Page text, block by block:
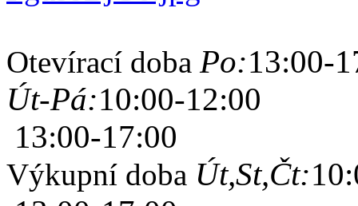
Otevírací doba Po:13:00-
Út-Pá:10:00-12:00
13:00-17:00
Výkupní doba Út,St,Čt: